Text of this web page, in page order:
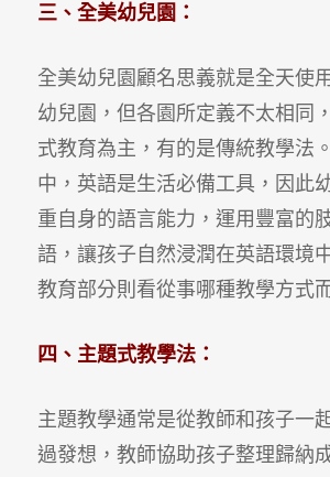
三、全美幼兒園：
全美幼兒園顧名思義就是全天使
幼兒園，但各園所定義不太相同
式教育為主，有的是傳統教學法
中，英語是生活必備工具，因此
重自身的語言能力，運用豐富的
語，讓孩子自然浸潤在英語環境
教育部分則看從事哪種教學方式
四、主題式教學法：
主題教學通常是從教師和孩子一
過發想，教師協助孩子整理歸納